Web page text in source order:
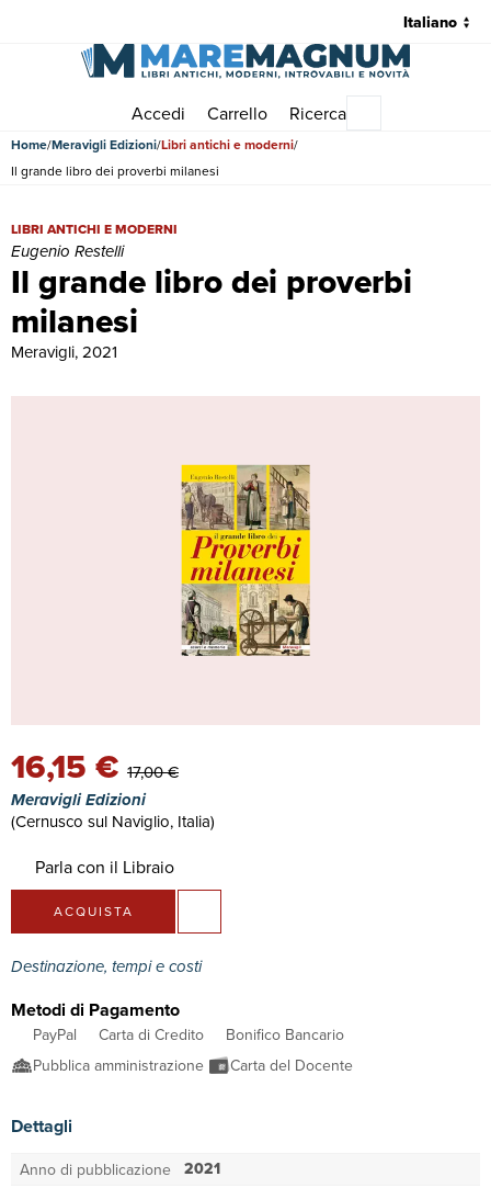
Accedi Carrello Ricerca
Home Meravigli Edizioni Libri antichi e moderni
Il grande libro dei proverbi milanesi
Il grande libro dei proverbi
milanesi
Il grande libro dei proverbi milanesi | Libri antichi e moderni |
LIBRI ANTICHI E MODERNI
Eugenio Restelli
Meravigli, 2021
16,15 € 17,00 €
Meravigli Edizioni
(Cernusco sul Naviglio, Italia)
Parla con il Libraio
ACQUISTA
Destinazione, tempi e costi
Metodi di Pagamento
PayPal Carta di Credito
Bonifico Bancario
Pubblica amministrazione
Carta del Docente
Dettagli
Anno di pubblicazione 2021